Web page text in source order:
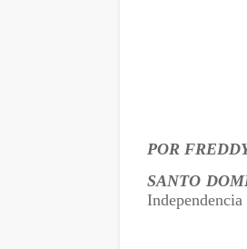
POR
SANTO